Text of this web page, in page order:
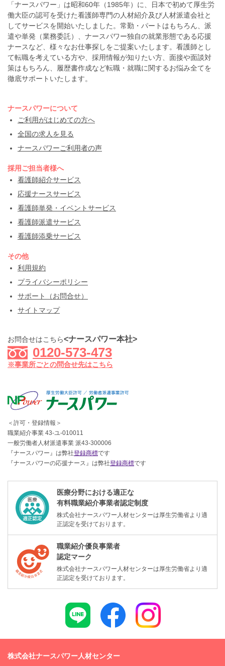
「ナースパワー」は昭和60年（1985年）に、日本で初めて厚生労
働大臣の認可を受けた看護師専門の人材紹介及び人材派遣会社と
してサービスを開始いたしました。常勤・パートはもちろん、派
遣や単発（業務委託）、ナースパワー独自の就業形態である応援
ナースなど、様々なお仕事探しをご提案いたします。看護師とし
て転職を考えている方や、採用情報が知りたい方、面接や面談対
策はもちろん、履歴書作成など転職・就職に関するお悩み全てを
徹底サポートいたします。
ナースパワーについて
ご利用がはじめての方へ
全国の求人を見る
ナースパワーご利用者の声
採用ご担当者様へ
看護師紹介サービス
応援ナースサービス
看護師単発・イベントサービス
看護師派遣サービス
看護師添乗サービス
その他
利用規約
プライバシーポリシー
サポート（お問合せ）
サイトマップ
お問合せはこちら<ナースパワー本社>
0120-573-473
※事業所ごとの問合せ先はこちら
＜許可・登録情報＞
職業紹介事業 43-ユ-010011
一般労働者人材派遣事業 派43-300006
『ナースパワー』は弊社登録商標です
『ナースパワーの応援ナース』は弊社登録商標です
医療分野における適正な
有料職業紹介事業者認定制度
株式会社ナースパワー人材センターは厚生労働省より適
正認定を受けております。
職業紹介優良事業者
認定マーク
株式会社ナースパワー人材センターは厚生労働省より適
正認定を受けております。
株式会社ナースパワー人材センター